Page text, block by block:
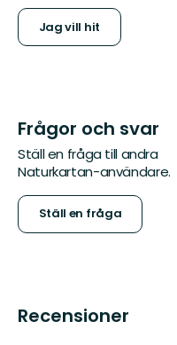
Jag vill hit
Frågor och svar
Ställ en fråga till andra
Naturkartan-användare.
Ställ en fråga
Recensioner